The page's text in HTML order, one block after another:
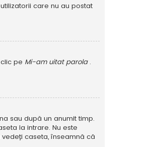
care nu au postat
pe Mi-am uitat parola .
sau după un anumit timp.
la intrare. Nu este
caseta, înseamnă că